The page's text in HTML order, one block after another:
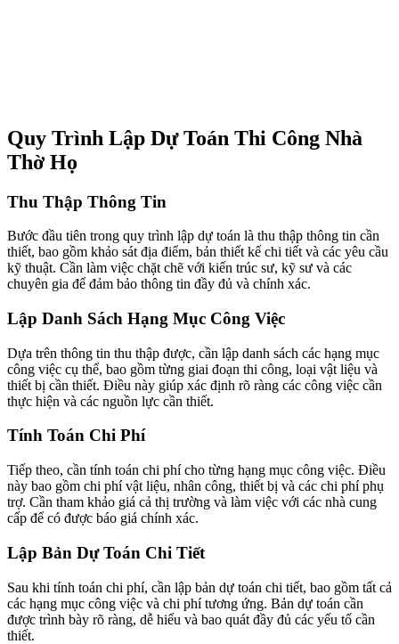
Quy Trình Lập Dự Toán Thi Công Nhà
Thờ Họ
Thu Thập Thông Tin
Bước đầu tiên trong quy trình lập dự toán là thu thập thông tin cần
thiết, bao gồm khảo sát địa điểm, bản thiết kế chi tiết và các yêu cầu
kỹ thuật. Cần làm việc chặt chẽ với kiến trúc sư, kỹ sư và các
chuyên gia để đảm bảo thông tin đầy đủ và chính xác.
Lập Danh Sách Hạng Mục Công Việc
Dựa trên thông tin thu thập được, cần lập danh sách các hạng mục
công việc cụ thể, bao gồm từng giai đoạn thi công, loại vật liệu và
thiết bị cần thiết. Điều này giúp xác định rõ ràng các công việc cần
thực hiện và các nguồn lực cần thiết.
Tính Toán Chi Phí
Tiếp theo, cần tính toán chi phí cho từng hạng mục công việc. Điều
này bao gồm chi phí vật liệu, nhân công, thiết bị và các chi phí phụ
trợ. Cần tham khảo giá cả thị trường và làm việc với các nhà cung
cấp để có được báo giá chính xác.
Lập Bản Dự Toán Chi Tiết
Sau khi tính toán chi phí, cần lập bản dự toán chi tiết, bao gồm tất cả
các hạng mục công việc và chi phí tương ứng. Bản dự toán cần
được trình bày rõ ràng, dễ hiểu và bao quát đầy đủ các yếu tố cần
thiết.